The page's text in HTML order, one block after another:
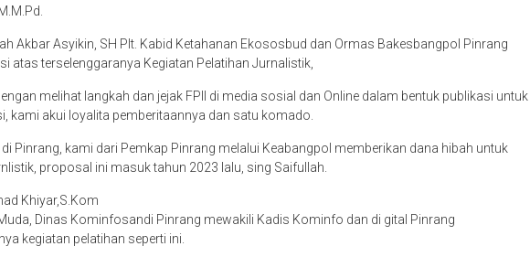
Akbar Asyikin, SH Plt. Kabid Ketahanan Ekososbud dan Ormas Bakesbangpol Pinrang
atas terselenggaranya Kegiatan Pelatihan Jurnalistik,
melihat langkah dan jejak FPII di media sosial dan Online dalam bentuk publikasi untuk
kami akui loyalita pemberitaannya dan satu komado.
di Pinrang, kami dari Pemkap Pinrang melalui Keabangpol memberikan dana hibah untuk
proposal ini masuk tahun 2023 lalu, sing Saifullah.
Khiyar,S.Kom
Dinas Kominfosandi Pinrang mewakili Kadis Kominfo dan di gital Pinrang
kegiatan pelatihan seperti ini.